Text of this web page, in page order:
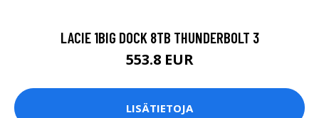
LACIE 1BIG DOCK 8TB THUNDERBOLT 3
553.8 EUR
LISÄTIETOJA